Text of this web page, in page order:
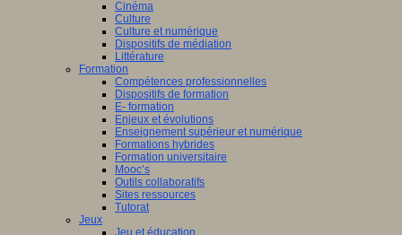
Cinéma
Culture
Culture et numérique
Dispositifs de médiation
Littérature
Formation
Compétences professionnelles
Dispositifs de formation
E- formation
Enjeux et évolutions
Enseignement supérieur et numérique
Formations hybrides
Formation universitaire
Mooc’s
Outils collaboratifs
Sites ressources
Tutorat
Jeux
Jeu et éducation